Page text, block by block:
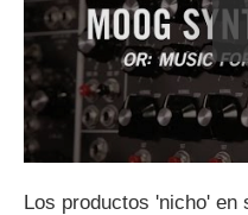
Los productos 'nicho' en